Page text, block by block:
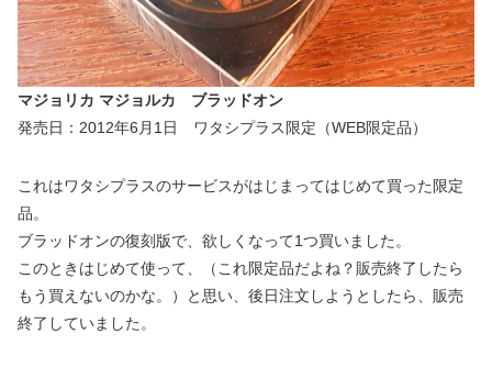
マジョリカ マジョルカ ブラッドオン
発売日：2012年6月1日 ワタシプラス限定（WEB限定品）
これはワタシプラスのサービスがはじまってはじめて買った限定
品。
ブラッドオンの復刻版で、欲しくなって1つ買いました。
このときはじめて使って、（これ限定品だよね？販売終了したら
もう買えないのかな。）と思い、後日注文しようとしたら、販売
終了していました。